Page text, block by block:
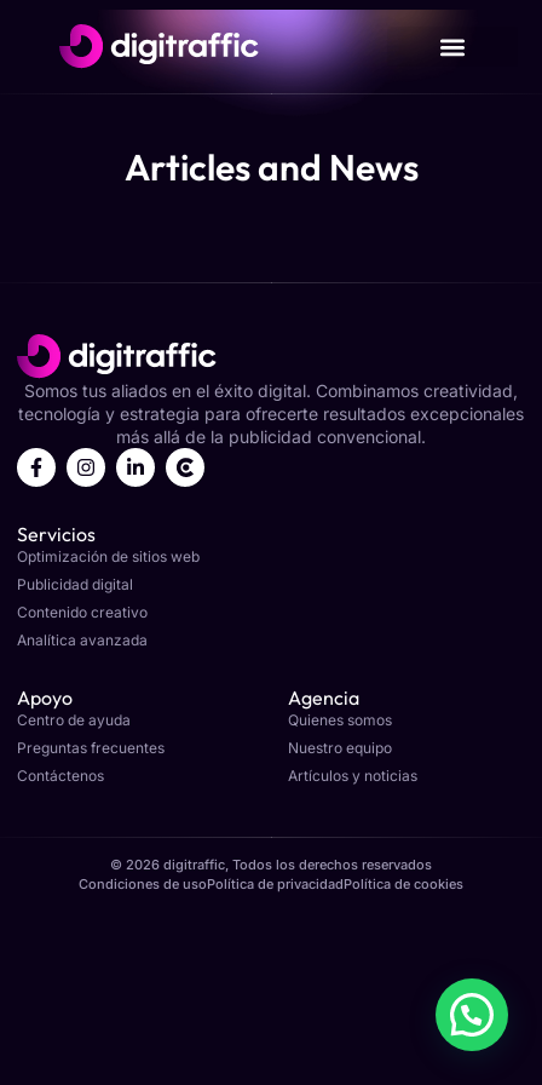
Articles and News
Somos tus aliados en el éxito digital. Combinamos creatividad,
tecnología y estrategia para ofrecerte resultados excepcionales
más allá de la publicidad convencional.
Servicios
Optimización de sitios web
Publicidad digital
Contenido creativo
Analítica avanzada
Apoyo
Centro de ayuda
Preguntas frecuentes
Contáctenos
Agencia
Quienes somos
Nuestro equipo
Artículos y noticias
© 2026 digitraffic, Todos los derechos reservados
Condiciones de usoPolítica de privacidadPolítica de cookies